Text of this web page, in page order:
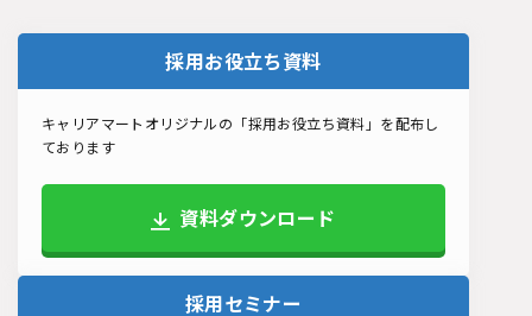
採用お役立ち資料
キャリアマートオリジナルの「採用お役立ち資料」を配布し
ております
資料ダウンロード
採用セミナー